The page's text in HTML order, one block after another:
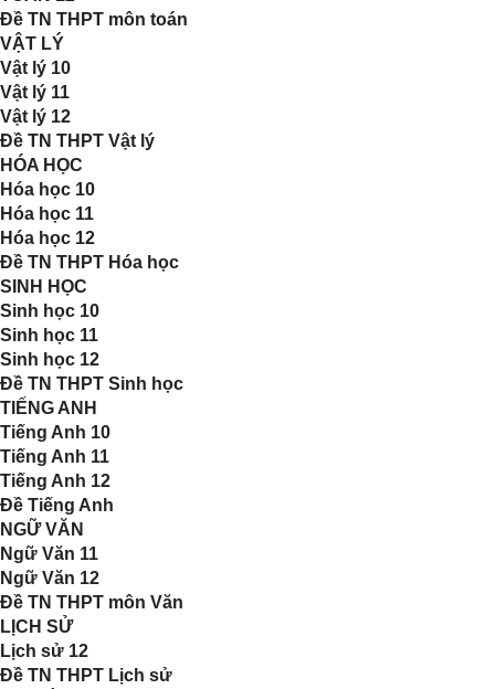
Đề TN THPT môn toán
VẬT LÝ
Vật lý 10
Vật lý 11
Vật lý 12
Đề TN THPT Vật lý
HÓA HỌC
Hóa học 10
Hóa học 11
Hóa học 12
Đề TN THPT Hóa học
SINH HỌC
Sinh học 10
Sinh học 11
Sinh học 12
Đề TN THPT Sinh học
TIẾNG ANH
Tiếng Anh 10
Tiếng Anh 11
Tiếng Anh 12
Đề Tiếng Anh
NGỮ VĂN
Ngữ Văn 11
Ngữ Văn 12
Đề TN THPT môn Văn
LỊCH SỬ
Lịch sử 12
Đề TN THPT Lịch sử